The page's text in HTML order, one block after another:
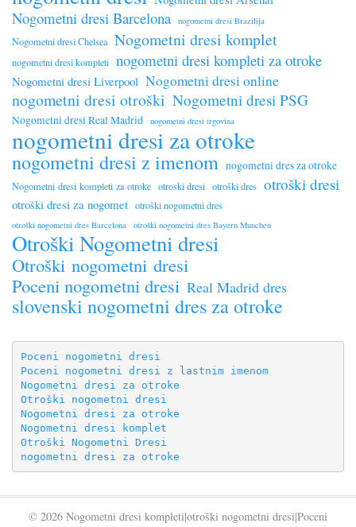
Nogometni dresi Barcelona nogometni dresi Brazilija
Nogometni dresi Chelsea Nogometni dresi komplet
nogometni dresi kompleti nogometni dresi kompleti za otroke
Nogometni dresi Liverpool Nogometni dresi online
nogometni dresi otroški Nogometni dresi PSG
Nogometni dresi Real Madrid nogometni dresi trgovina
nogometni dresi za otroke
nogometni dresi z imenom nogometni dres za otroke
Nogometni dresi kompleti za otroke otroski dresi otroški dres otroški dresi
otroški dresi za nogomet otroški nogometni dres
otroški nogometni dres Barcelona otroški nogometni dres Bayern Munchen
Otroški Nogometni dresi
Otroški nogometni dresi
Poceni nogometni dresi Real Madrid dres
slovenski nogometni dres za otroke
Poceni nogometni dresi
Poceni nogometni dresi z lastnim imenom
Nogometni dresi za otroke
Otroški nogometni dresi
Nogometni dresi za otroke
Nogometni dresi komplet
Otroški Nogometni Dresi
nogometni dresi za otroke
© 2026 Nogometni dresi kompleti|otroški nogometni dresi|Poceni